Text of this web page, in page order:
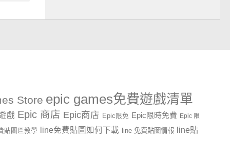
Store epic games免費遊戲清單
戲 Epic 商店 Epic商店 Epic限免 Epic限時免費 Epic 限
貼圖區教學 line免費貼圖如何下載 line 免費貼圖情報 line貼